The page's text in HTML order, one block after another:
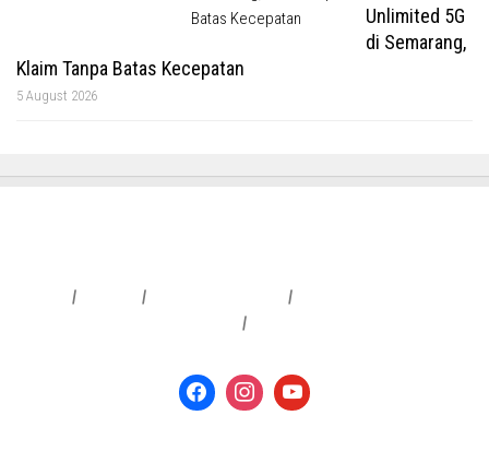
Unlimited 5G
di Semarang,
Klaim Tanpa Batas Kecepatan
5 August 2026
| | |
|